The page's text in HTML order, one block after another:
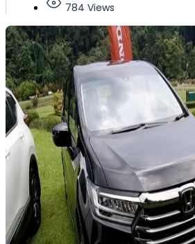
784 Views